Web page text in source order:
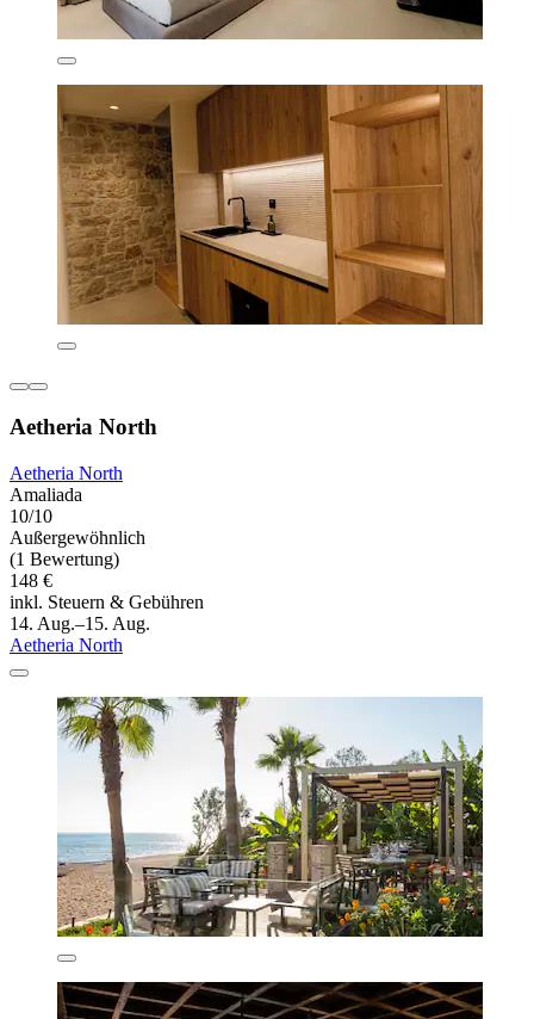
Aetheria North
Aetheria North
Amaliada
10/10
Außergewöhnlich
(1 Bewertung)
148 €
inkl. Steuern & Gebühren
14. Aug.–15. Aug.
Aetheria North